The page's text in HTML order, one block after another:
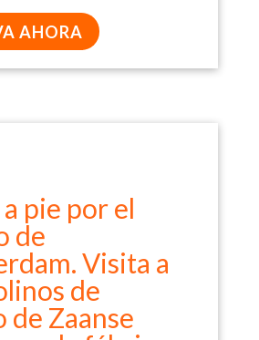
AHORA
pie por el
de
Visita a
de
de Zaanse